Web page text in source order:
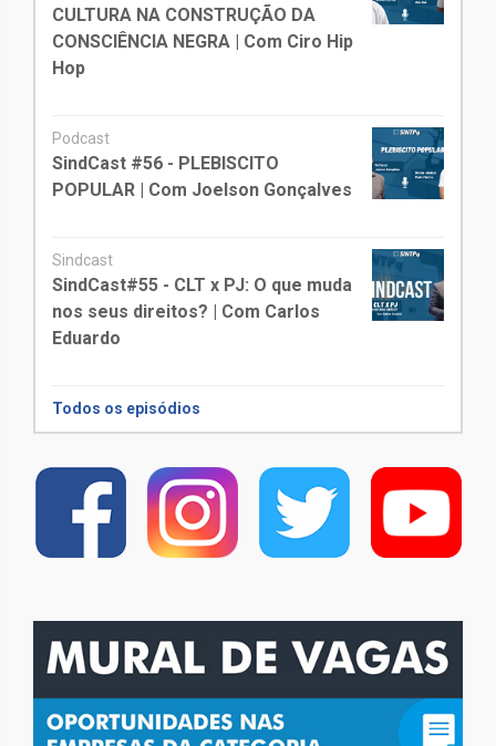
CULTURA NA CONSTRUÇÃO DA
CONSCIÊNCIA NEGRA | Com Ciro Hip
Hop
Podcast
SindCast #56 - PLEBISCITO
POPULAR | Com Joelson Gonçalves
Sindcast
SindCast#55 - CLT x PJ: O que muda
nos seus direitos? | Com Carlos
Eduardo
Todos os episódios